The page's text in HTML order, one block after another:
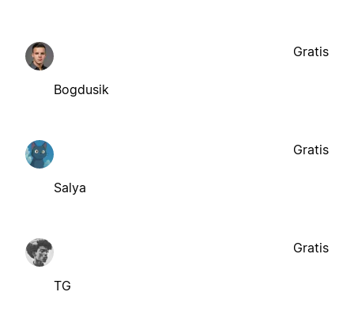
Bogdusik
Gratis
Salya
Gratis
TG
Gratis